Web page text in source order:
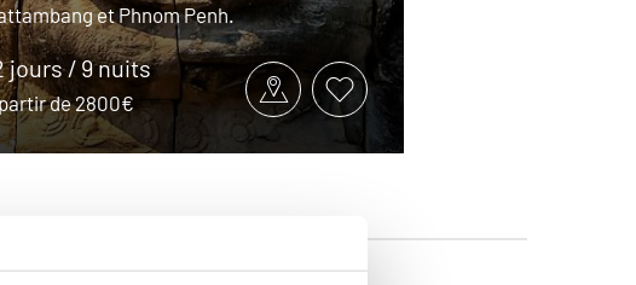
et Phnom Penh.
jours / 9 nuits
de 2800€